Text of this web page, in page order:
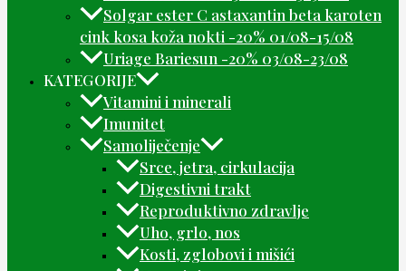
Solgar ester C astaxantin beta karoten
cink kosa koža nokti -20% 01/08-15/08
Uriage Bariesun -20% 03/08-23/08
KATEGORIJE
Vitamini i minerali
Imunitet
Samoliječenje
Srce, jetra, cirkulacija
Digestivni trakt
Reproduktivno zdravlje
Uho, grlo, nos
Kosti, zglobovi i mišići